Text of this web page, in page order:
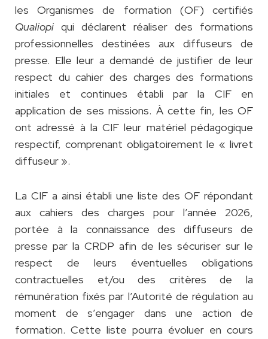
les Organismes de formation (OF) certifiés
Qualiopi qui déclarent réaliser des formations
professionnelles destinées aux diffuseurs de
presse. Elle leur a demandé de justifier de leur
respect du cahier des charges des formations
initiales et continues établi par la CIF en
application de ses missions. À cette fin, les OF
ont adressé à la CIF leur matériel pédagogique
respectif, comprenant obligatoirement le « livret
diffuseur ».
La CIF a ainsi établi une liste des OF répondant
aux cahiers des charges pour l’année 2026,
portée à la connaissance des diffuseurs de
presse par la CRDP afin de les sécuriser sur le
respect de leurs éventuelles obligations
contractuelles et/ou des critères de la
rémunération fixés par l’Autorité de régulation au
moment de s’engager dans une action de
formation. Cette liste pourra évoluer en cours